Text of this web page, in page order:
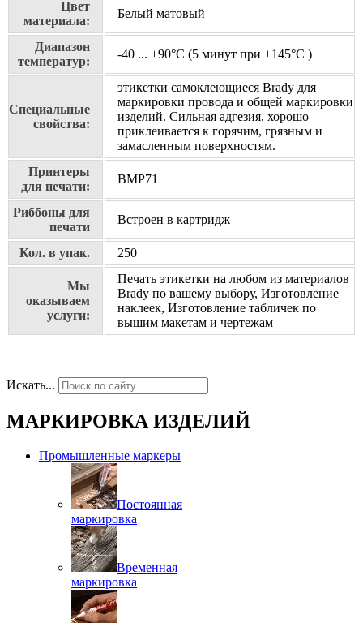
Цвет
материала:
Белый матовый
Диапазон
температур:
-40 ... +90°С (5 минут при +145°С )
Специальные
свойства:
этикетки самоклеющиеся Brady для
маркировки провода и общей маркировки
изделий. Сильная адгезия, хорошо
приклеивается к горячим, грязным и
замасленным поверхностям.
Принтеры
для печати:
BMP71
Риббоны для
печати
Встроен в картридж
Кол. в упак. 250
Мы
оказываем
услуги:
Печать этикетки на любом из материалов
Brady по вашему выбору, Изготовление
наклеек, Изготовление табличек по
вышим макетам и чертежам
Искать...
МАРКИРОВКА ИЗДЕЛИЙ
Промышленные маркеры
Постоянная
маркировка
Временная
маркировка